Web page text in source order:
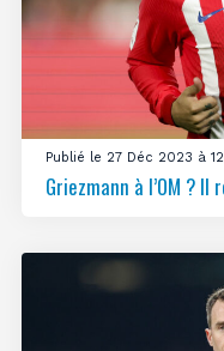
Publié le 27 Déc 2023 à
Griezmann à l’OM ?